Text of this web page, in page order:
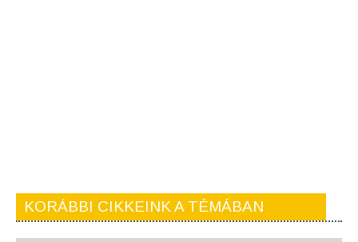
KORÁBBI CIKKEINK A TÉMÁBAN